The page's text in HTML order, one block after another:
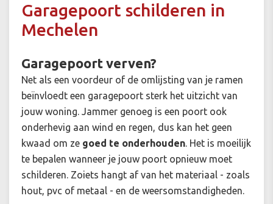
Garagepoort schilderen in
Mechelen
Garagepoort verven?
Net als een voordeur of de omlijsting van je ramen
beïnvloedt een garagepoort sterk het uitzicht van
jouw woning. Jammer genoeg is een poort ook
onderhevig aan wind en regen, dus kan het geen
kwaad om ze goed te onderhouden. Het is moeilijk
te bepalen wanneer je jouw poort opnieuw moet
schilderen. Zoiets hangt af van het materiaal - zoals
hout, pvc of metaal - en de weersomstandigheden.